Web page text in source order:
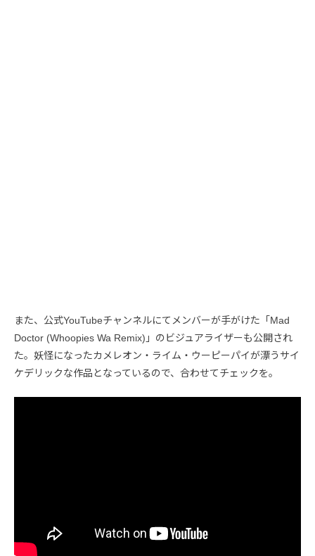
また、公式YouTubeチャンネルにてメンバーが手がけた「Mad
Doctor (Whoopies Wa Remix)」のビジュアライザーも公開され
た。妖怪になったカメレオン・ライム・ウーピーパイが漂うサイ
ケデリックな作品となっているので、合わせてチェックを。